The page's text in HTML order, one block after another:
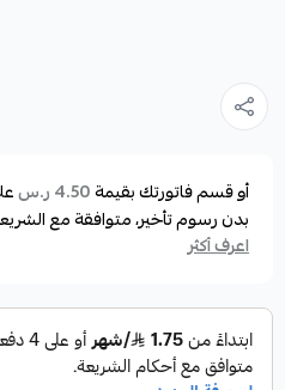
أو قسم فاتورتك بقيمة4.50 ر.س
بدون رسوم تأخير، متوافقة مع
اعرف أكثر